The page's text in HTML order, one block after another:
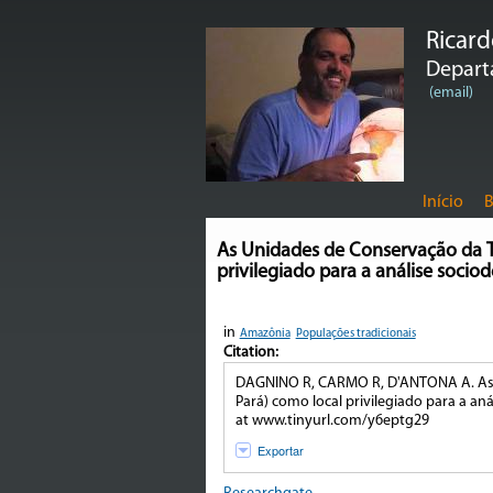
(email)
Início
As Unidades de Conservação da
privilegiado para a análise
in Amazônia Populações tradicionais
Citation:
DAGNINO R, CARMO R, D'ANTONA A.
Pará) como local privilegiado para a
at www.tinyurl.com/y6eptg29
Exportar